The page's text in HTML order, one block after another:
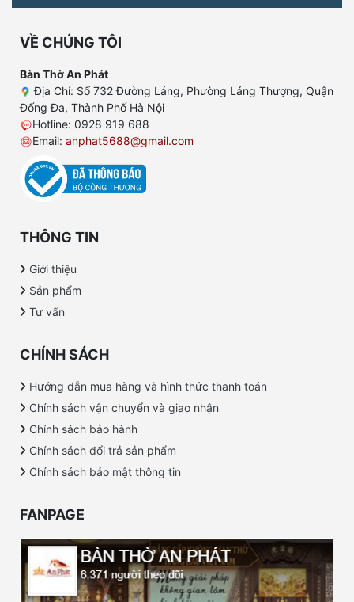
VỀ CHÚNG TÔI
Bàn Thờ An Phát
Địa Chỉ: Số 732 Đường Láng, Phường Láng Thượng, Quận
Đống Đa, Thành Phố Hà Nội
Hotline: 0928 919 688
Email: anphat5688@gmail.com
THÔNG TIN
Giới thiệu
Sản phẩm
Tư vấn
CHÍNH SÁCH
Hướng dẫn mua hàng và hình thức thanh toán
Chính sách vận chuyển và giao nhận
Chính sách bảo hành
Chính sách đổi trả sản phẩm
Chính sách bảo mật thông tin
FANPAGE